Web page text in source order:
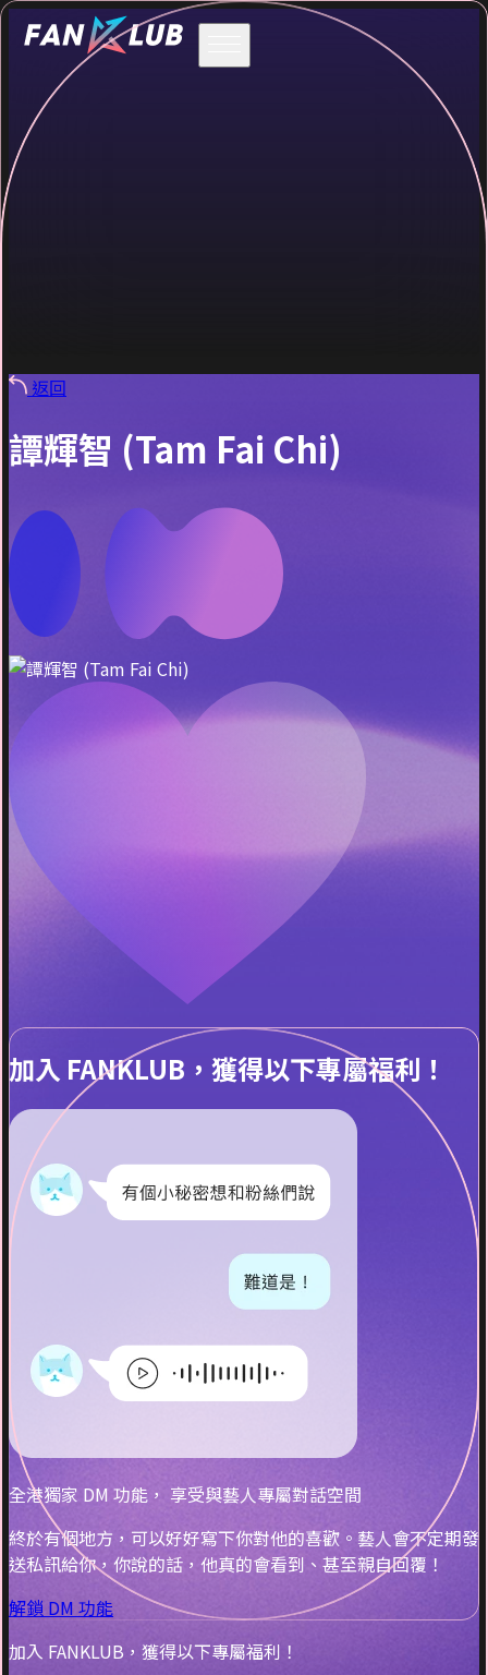
返回
譚輝智 (Tam Fai Chi)
加入 FANKLUB，獲得以下專屬福利！
全港獨家 DM 功能， 享受與藝人專屬對話空間
終於有個地方，可以好好寫下你對他的喜歡。藝人會不定期發
送私訊給你，你說的話，他真的會看到、甚至親自回覆！
解鎖 DM 功能
加入 FANKLUB，獲得以下專屬福利！